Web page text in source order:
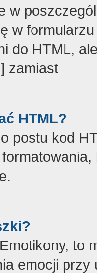
w
w
do HTML,
zamiast
HTML?
postu kod
to
emocji